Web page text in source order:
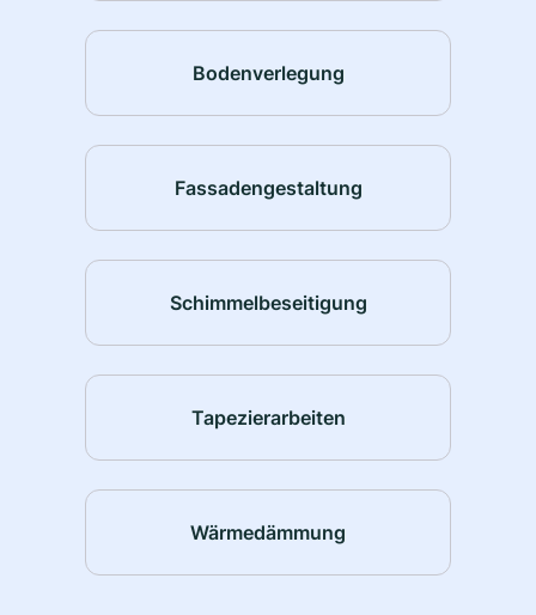
Bodenverlegung
Fassadengestaltung
Schimmelbeseitigung
Tapezierarbeiten
Wärmedämmung